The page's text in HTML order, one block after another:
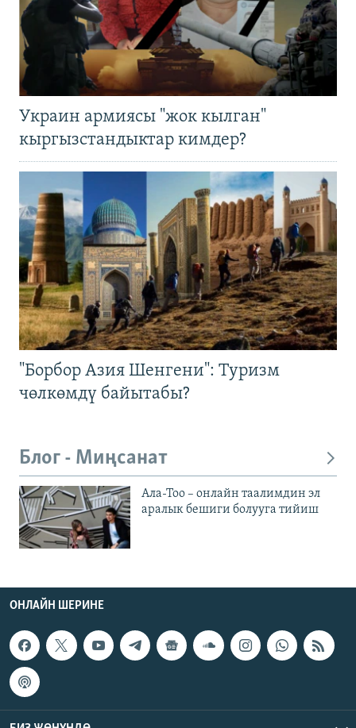
Украин армиясы "жок кылган"
кыргызстандыктар кимдер?
"Борбор Азия Шенгени": Туризм
чөлкөмдү байытабы?
Блог - Миңсанат
Ала-Тоо – онлайн таалимдин эл
аралык бешиги болууга тийиш
ОНЛАЙН ШЕРИНЕ